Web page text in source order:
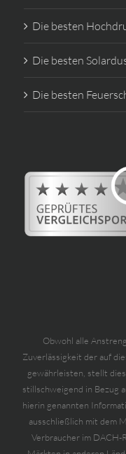
Die besten
Die besten
Die besten
Obwohl alle
Zuverlässigkeit der auf
gewährleisten, stellt
stillschweigend in Bezug
hierin genannten
ausschließlich mit dem
Verbraucher im DACH-